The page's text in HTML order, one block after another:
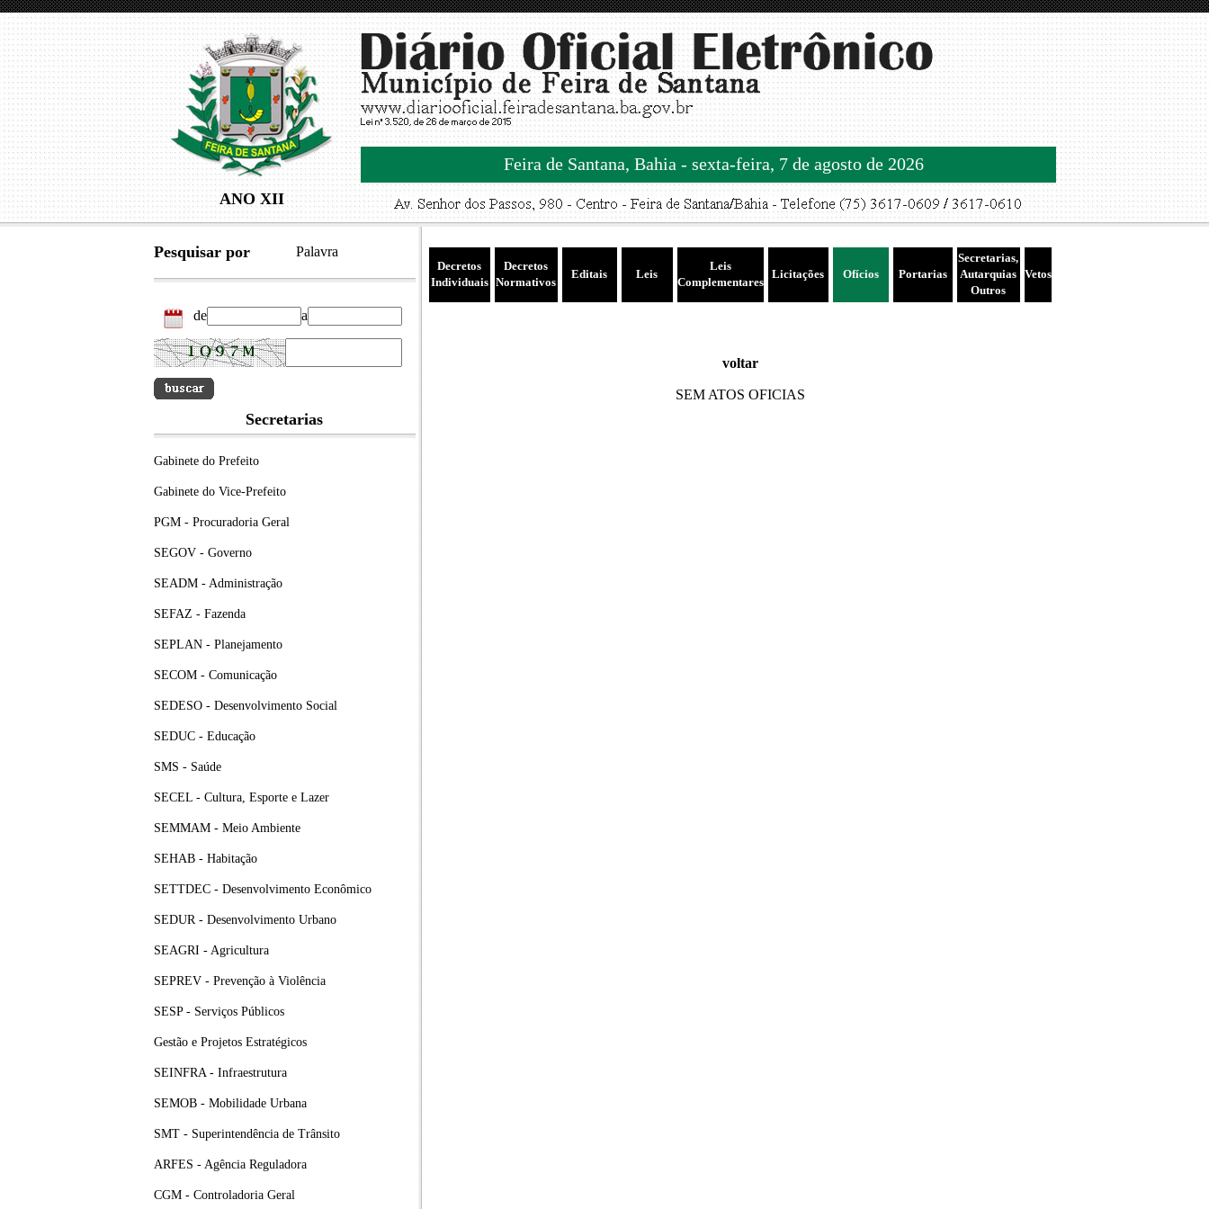
ANO XII
Feira de Santana, Bahia - sexta-feira, 7 de agosto de 2026
Pesquisar por Palavra
de a
Secretarias
Gabinete do Prefeito
Gabinete do Vice-Prefeito
PGM - Procuradoria Geral
SEGOV - Governo
SEADM - Administração
SEFAZ - Fazenda
SEPLAN - Planejamento
SECOM - Comunicação
SEDESO - Desenvolvimento Social
SEDUC - Educação
SMS - Saúde
SECEL - Cultura, Esporte e Lazer
SEMMAM - Meio Ambiente
SEHAB - Habitação
SETTDEC - Desenvolvimento Econômico
SEDUR - Desenvolvimento Urbano
SEAGRI - Agricultura
SEPREV - Prevenção à Violência
SESP - Serviços Públicos
Gestão e Projetos Estratégicos
SEINFRA - Infraestrutura
SEMOB - Mobilidade Urbana
SMT - Superintendência de Trânsito
ARFES - Agência Reguladora
CGM - Controladoria Geral
Decretos
Individuais
Decretos
Normativos
Editais Leis
Leis
Complementares
Licitações Ofícios Portarias
Secretarias,
Autarquias
Outros
Vetos
voltar
SEM ATOS OFICIAS